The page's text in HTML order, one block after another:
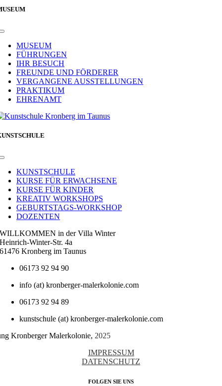
Toggle
NavigationMUSEUM
FÜHRUNGEN
IHR BESUCH
FREUNDE UND FÖRDERER
VERGANGENE AUSSTELLUNGEN
PRAKTIKUM
EHRENAMT
Toggle
NavigationKUNSTSCHULE
KURSE FÜR ERWACHSENE
KURSE FÜR KINDER
KREATIV WORKSHOPS
GEBURTSTAGS-WORKSHOP
DOZENTEN
WILLKOMMEN in der Villa Winter
Heinrich-Winter-Str. 4a
61476 Kronberg im Taunus
06173 92 94 90
info (at) kronberger-malerkolonie.com
06173 92 94 89
kunstschule (at) kronberger-malerkolonie.com
Kronberger Malerkolonie, 2025
IMPRESSUM
DATENSCHUTZ
FOLGEN SIE UNS